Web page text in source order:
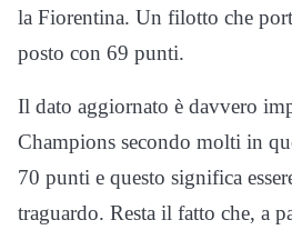
la Fiorentina. Un filotto che
posto con 69 punti.
Il dato aggiornato è davvero
Champions secondo molti in
70 punti e questo significa
traguardo. Resta il fatto che, a